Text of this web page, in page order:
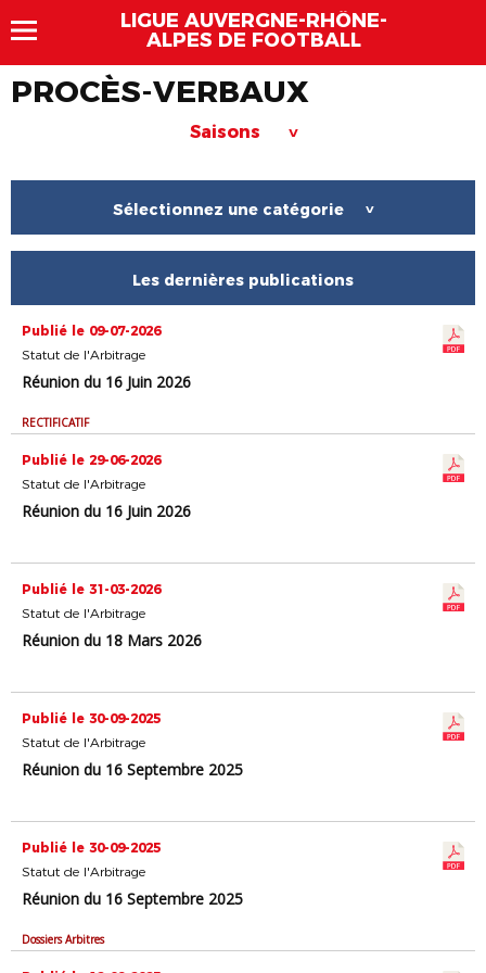
LIGUE AUVERGNE-RHÔNE-
ALPES DE FOOTBALL
PROCÈS-VERBAUX
Saisons >
Sélectionnez une catégorie >
Les dernières publications
Publié le 09-07-2026
Statut de l'Arbitrage
Réunion du 16 Juin 2026
RECTIFICATIF
Publié le 29-06-2026
Statut de l'Arbitrage
Réunion du 16 Juin 2026
Publié le 31-03-2026
Statut de l'Arbitrage
Réunion du 18 Mars 2026
Publié le 30-09-2025
Statut de l'Arbitrage
Réunion du 16 Septembre 2025
Publié le 30-09-2025
Statut de l'Arbitrage
Réunion du 16 Septembre 2025
Dossiers Arbitres